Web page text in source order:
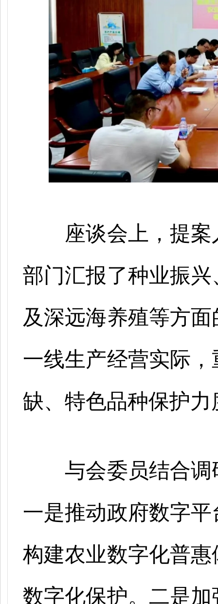
座谈会上，提
部门汇报了种业振
及深远海养殖等方
一线生产经营实际
缺、特色品种保护
与会委员结合
一是推动政府数字
构建农业数字化普
数字化保护。二是